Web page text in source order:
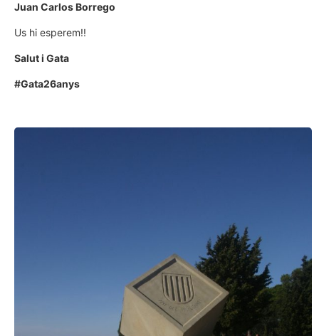
Juan Carlos Borrego
Us hi esperem!!
Salut i Gata
#Gata26anys